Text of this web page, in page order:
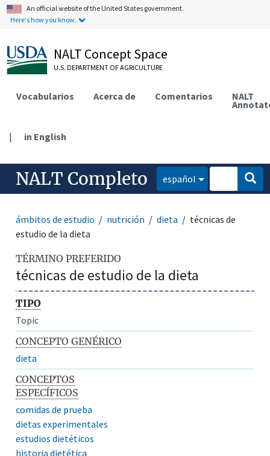
An official website of the United States government.
Here's how you know.
NALT Concept Space
U.S. DEPARTMENT OF AGRICULTURE
Vocabularios Acerca de Comentarios NALT
| in English
NALT Completo español
ámbitos de estudio nutrición dieta
técnicas de
estudio de la dieta
TÉRMINO PREFERIDO
técnicas de estudio de la dieta
TIPO
Topic
CONCEPTO GENÉRICO
dieta
CONCEPTOS
ESPECÍFICOS
comidas de prueba
dietas experimentales
estudios dietéticos
historia dietética